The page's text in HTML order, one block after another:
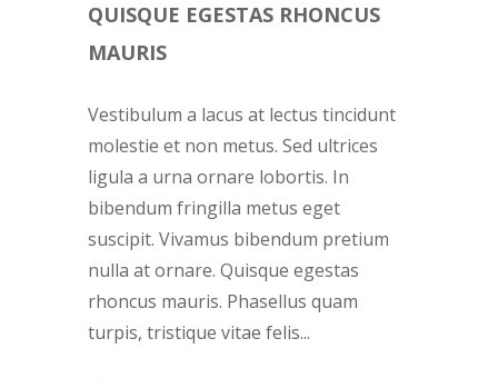
QUISQUE EGESTAS RHONCUS
MAURIS
Vestibulum a lacus at lectus tincidunt
molestie et non metus. Sed ultrices
ligula a urna ornare lobortis. In
bibendum fringilla metus eget
suscipit. Vivamus bibendum pretium
nulla at ornare. Quisque egestas
rhoncus mauris. Phasellus quam
turpis, tristique vitae felis...